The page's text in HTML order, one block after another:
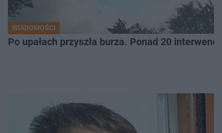
WIADOMOŚCI
Po upałach przyszła burza. Ponad 20